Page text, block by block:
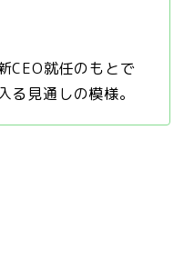
CEO就任のもとで
る見通しの模様。